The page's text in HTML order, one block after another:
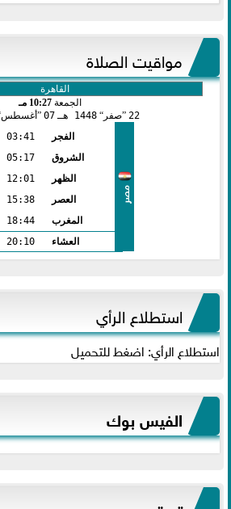
مواقيت الصلاة
الجمعة 10:27 مـ
22 صفر 1448 هـ 07 أغسطس
مصر
الفجر
03:41
الشروق
05:17
الظهر
12:01
العصر
15:38
المغرب
18:44
العشاء
20:10
استطلاع الرأي
استطلاع الرأي: اضغط للتحميل
الفيس بوك